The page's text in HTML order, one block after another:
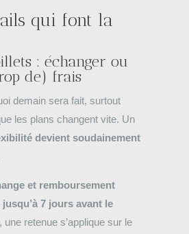
qui font la
: échanger ou
de) frais
demain sera fait, surtout
les plans changent vite. Un
devient soudainement
et remboursement
7 jours avant le
retenue s’applique sur le